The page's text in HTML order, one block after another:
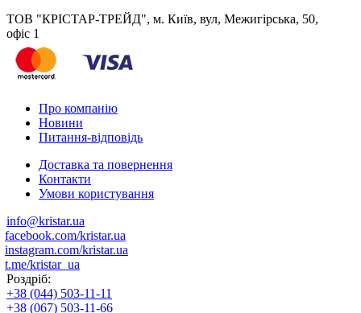
ТОВ "КРІСТАР-ТРЕЙД", м. Київ, вул, Межигірська, 50,
офіс 1
Про компанію
Новини
Питання-відповідь
Доставка та повернення
Контакти
Умови користування
info@kristar.ua
facebook.com/kristar.ua
instagram.com/kristar.ua
t.me/kristar_ua
Роздріб:
+38 (044) 503-11-11
+38 (067) 503-11-66